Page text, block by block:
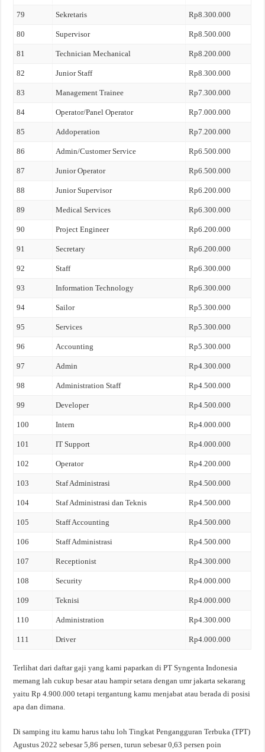
79 Sekretaris Rp8.300.000
80 Supervisor Rp8.500.000
81 Technician Mechanical Rp8.200.000
82 Junior Staff Rp8.300.000
83 Management Trainee Rp7.300.000
84 Operator/Panel Operator Rp7.000.000
85 Addoperation Rp7.200.000
86 Admin/Customer Service Rp6.500.000
87 Junior Operator Rp6.500.000
88 Junior Supervisor Rp6.200.000
89 Medical Services Rp6.300.000
90 Project Engineer Rp6.200.000
91 Secretary Rp6.200.000
92 Staff Rp6.300.000
93 Information Technology Rp6.300.000
94 Sailor Rp5.300.000
95 Services Rp5.300.000
96 Accounting Rp5.300.000
97 Admin Rp4.300.000
98 Administration Staff Rp4.500.000
99 Developer Rp4.500.000
100 Intern Rp4.000.000
101 IT Support Rp4.000.000
102 Operator Rp4.200.000
103 Staf Administrasi Rp4.500.000
104 Staf Administrasi dan Teknis Rp4.500.000
105 Staff Accounting Rp4.500.000
106 Staff Administrasi Rp4.500.000
107 Receptionist Rp4.300.000
108 Security Rp4.000.000
109 Teknisi Rp4.000.000
110 Administration Rp4.300.000
111 Driver Rp4.000.000
Terlihat dari daftar gaji yang kami paparkan di PT Syngenta Indonesia
memang lah cukup besar atau hampir setara dengan umr jakarta sekarang
yaitu Rp 4.900.000 tetapi tergantung kamu menjabat atau berada di posisi
apa dan dimana.
Di samping itu kamu harus tahu loh Tingkat Pengangguran Terbuka (TPT)
Agustus 2022 sebesar 5,86 persen, turun sebesar 0,63 persen poin